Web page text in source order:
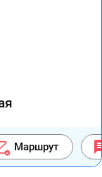
Маршрут